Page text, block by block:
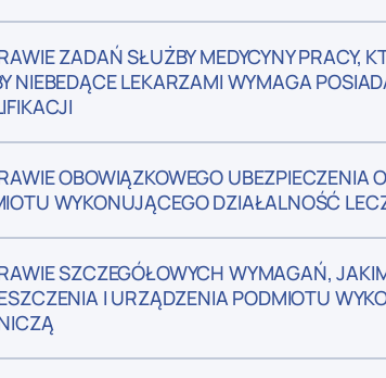
ZADAŃ SŁUŻBY MEDYCYNY PRACY,
NIEBEDĄCE LEKARZAMI WYMAGA
OBOWIĄZKOWEGO UBEZPIECZENIA
WYKONUJĄCEGO DZIAŁALNOŚĆ
SZCZEGÓŁOWYCH WYMAGAŃ,
I URZĄDZENIA PODMIOTU